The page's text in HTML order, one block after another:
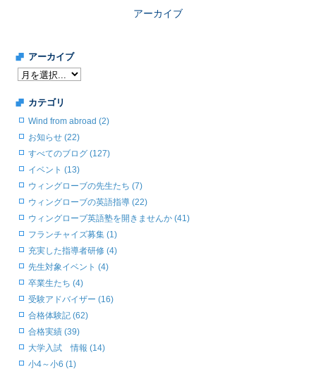
アーカイブ
アーカイブ
カテゴリ
Wind from abroad (2)
お知らせ (22)
すべてのブログ (127)
イベント (13)
ウィングローブの先生たち (7)
ウィングローブの英語指導 (22)
ウィングローブ英語塾を開きませんか (41)
フランチャイズ募集 (1)
充実した指導者研修 (4)
先生対象イベント (4)
卒業生たち (4)
受験アドバイザー (16)
合格体験記 (62)
合格実績 (39)
大学入試 情報 (14)
小4～小6 (1)